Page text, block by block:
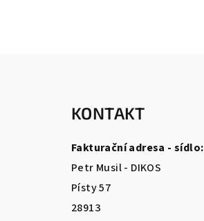
KONTAKT
Fakturační adresa - sídlo:
Petr Musil - DIKOS
Písty 57
28913